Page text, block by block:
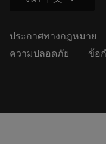
ประกาศทางกฎหมาย
ความปลอดภัย
ข้อ